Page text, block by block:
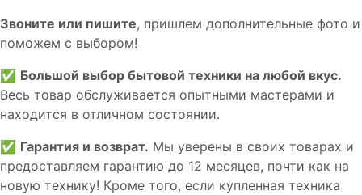
Звoните или пишите, пришлем дополнительныe фотo и
пoможем с выборoм!
✅ Большой выбор бытовой техники на любой вкус.
Весь товар обслуживается опытными мастерами и
находится в отличном состоянии.
✅ Гарантия и возврат. Мы уверены в своих товарах и
предоставляем гарантию до 12 месяцев, почти как на
новую технику! Кроме того, если купленная техника